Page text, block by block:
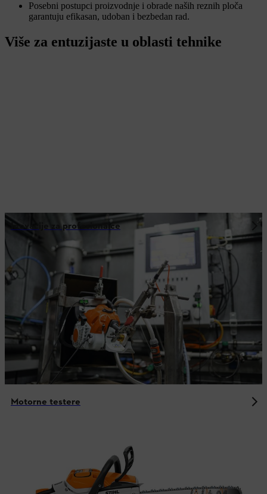
Posebni postupci proizvodnje i obrade naših reznih ploča
garantuju efikasan, udoban i bezbedan rad.
Više za entuzijaste u oblasti tehnike
Inovacije za profesionalce
Motorne testere